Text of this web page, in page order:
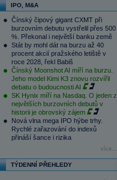
IPO, M&A
Čínský čipový gigant CXMT při
burzovním debutu vystřelil přes 500
%. Překonal i největší banku země
Stát by mohl dát na burzu až 40
procent akcií pražského letiště v
roce 2028, řekl Babiš
Čínský Moonshot AI míří na burzu.
Jeho model Kimi K3 znovu rozvířil
debatu o budoucnosti AI
SK Hynix míří na Nasdaq. O jeden z
největších burzovních debutů v
historii je obrovský zájem
Nová vlna mega IPO hýbe trhy.
Rychlé zařazování do indexů
přináší šance i rizika
více...
TÝDENNÍ PŘEHLEDY